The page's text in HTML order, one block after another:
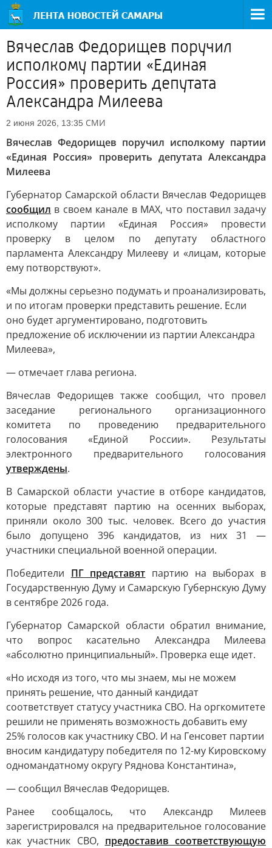
Вячеслав Федорищев поручил
исполкому партии «Единая
Россия» проверить депутата
Александра Милеева
2 июня 2026, 13:35 СМИ
Вячеслав Федорищев поручил исполкому партии
«Единая Россия» проверить депутата Александра
Милеева
Губернатор Самарской области Вячеслав Федорищев
сообщил в своем канале в MAX, что поставил задачу
исполкому партии «Единая Россия» провести
проверку в целом по депутату областного
парламента Александру Милееву и «лицам, которые
ему потворствуют».
«Мы должны серьезно подумать и проанализировать,
и по итогам проверки представить решение. Если
оно будет аргументировано, подготовить
предложение об исключении из партии Александра
Милеева»,
— отмечает глава региона.
Вячеслав Федорищев также сообщил, что провел
заседание регионального организационного
комитета по проведению предварительного
голосования «Единой России». Результаты
электронного предварительного голосования
утверждены.
В Самарской области участие в отборе кандидатов,
которые представят партию на осенних выборах,
приняли около 300 тыс. человек. Всего до участия
было допущено 396 кандидатов, из них 31 —
участники специальной военной операции.
Победители ПГпредставят партию на выборах в
Государственную Думу и Самарскую Губернскую Думу
в сентябре 2026 года.
Губернатор Самарской области обратил внимание,
что вопрос касательно Александра Милеева
«абсолютно принципиальный». Проверка еще идет.
«Но исходя из того, что мы знаем, мы не можем
принять решение, что данный кандидат
соответствует статусу участника СВО. На оргкомитете
решили не применять возможность добавить ему
25% голосов как участнику СВО. И на Генсовет партии
вносим кандидатуру победителя по 12-му Кировскому
одномандатному округу Ряднова Константина»,
— сообщил Вячеслав Федорищев.
Ранее сообщалось, что Александр Милеев
зарегистрировался на предварительное голосование
как участник СВО, предоставив соответствующую